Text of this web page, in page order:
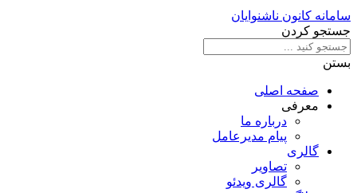
سامانه کانون ناشنوایان
جستجو کردن
بستن
صفحه اصلی
معرفی
درباره ما
پیام مدیرعامل
گالری
تصاویر
گالری ویدئو